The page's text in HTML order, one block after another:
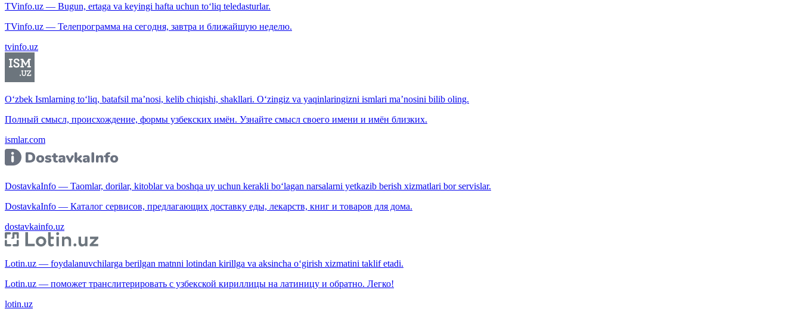
TVinfo.uz — Bugun, ertaga va keyingi hafta uchun to‘liq teledasturlar.
TVinfo.uz — Телепрограмма на сегодня, завтра и ближайшую неделю.
tvinfo.uz
O‘zbek Ismlarning to‘liq, batafsil ma’nosi, kelib chiqishi, shakllari. O‘zingiz va yaqinlaringizni ismlari ma’nosini bilib oling.
Полный смысл, происхождение, формы узбекских имён. Узнайте смысл своего имени и имён близких.
ismlar.com
DostavkaInfo — Taomlar, dorilar, kitoblar va boshqa uy uchun kerakli bo‘lagan narsalarni yetkazib berish xizmatlari bor servislar.
DostavkaInfo — Каталог сервисов, предлагающих доставку еды, лекарств, книг и товаров для дома.
dostavkainfo.uz
Lotin.uz — foydalanuvchilarga berilgan matnni lotindan kirillga va aksincha o‘girish xizmatini taklif etadi.
Lotin.uz — поможет транслитерировать с узбекской кириллицы на латиницу и обратно. Легко!
lotin.uz